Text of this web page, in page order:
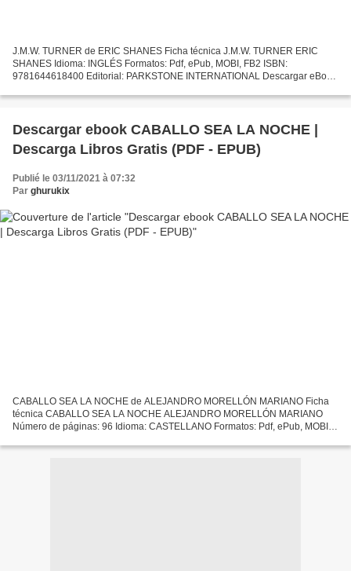
J.M.W. TURNER de ERIC SHANES Ficha técnica J.M.W. TURNER ERIC
SHANES Idioma: INGLÉS Formatos: Pdf, ePub, MOBI, FB2 ISBN:
9781644618400 Editorial: PARKSTONE INTERNATIONAL Descargar eBook
Descargar ebook CABALLO SEA LA NOCHE |
Descarga Libros Gratis (PDF - EPUB)
Publié le 03/11/2021 à 07:32
Par ghurukix
CABALLO SEA LA NOCHE de ALEJANDRO MORELLÓN MARIANO Ficha
técnica CABALLO SEA LA NOCHE ALEJANDRO MORELLÓN MARIANO
Número de páginas: 96 Idioma: CASTELLANO Formatos: Pdf, ePub, MOBI,
Descargar...